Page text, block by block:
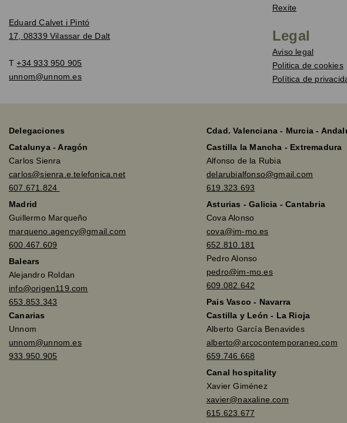
Eduard Calvet i Pintó
17, 08339 Vilassar de Dalt
T+34 933 950 905
unnom@unnom.es
Rexite
Legal
Aviso legal
Politica de cookies
Política de
Delegaciones
Catalunya - Aragón
Carlos Sienra
carlos@sienra.e.telefonica.net
607.671.824
Madrid
Guillermo Marqueño
marqueno.agency@gmail.com
600.467.609
Balears
Alejandro Roldan
info@origen119.com
653.853.343
Canarias
Unnom
unnom@unnom.es
933.950.905
Cdad. Valenciana - Murcia -
Castilla la Mancha - Extremadura
Alfonso de la Rubia
delarubialfonso@gmail.com
619.323.693
Asturias - Galicia - Cantabria
Cova Alonso
cova@im-mo.es
652.810.181
Pedro Alonso
pedro@im-mo.es
609.082.642
Pais Vasco - Navarra
Castilla y León - La Rioja
Alberto García Benavides
alberto@arcocontemporaneo.com
659.746.668
Canal hospitality
Xavier Giménez
xavier@naxaline.com
615.623.677